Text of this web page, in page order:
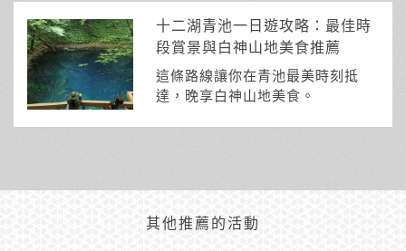
十二湖青池一日遊攻略：最佳時
段賞景與白神山地美食推薦
這條路線讓你在青池最美時刻抵
達，晚享白神山地美食。
其他推薦的活動